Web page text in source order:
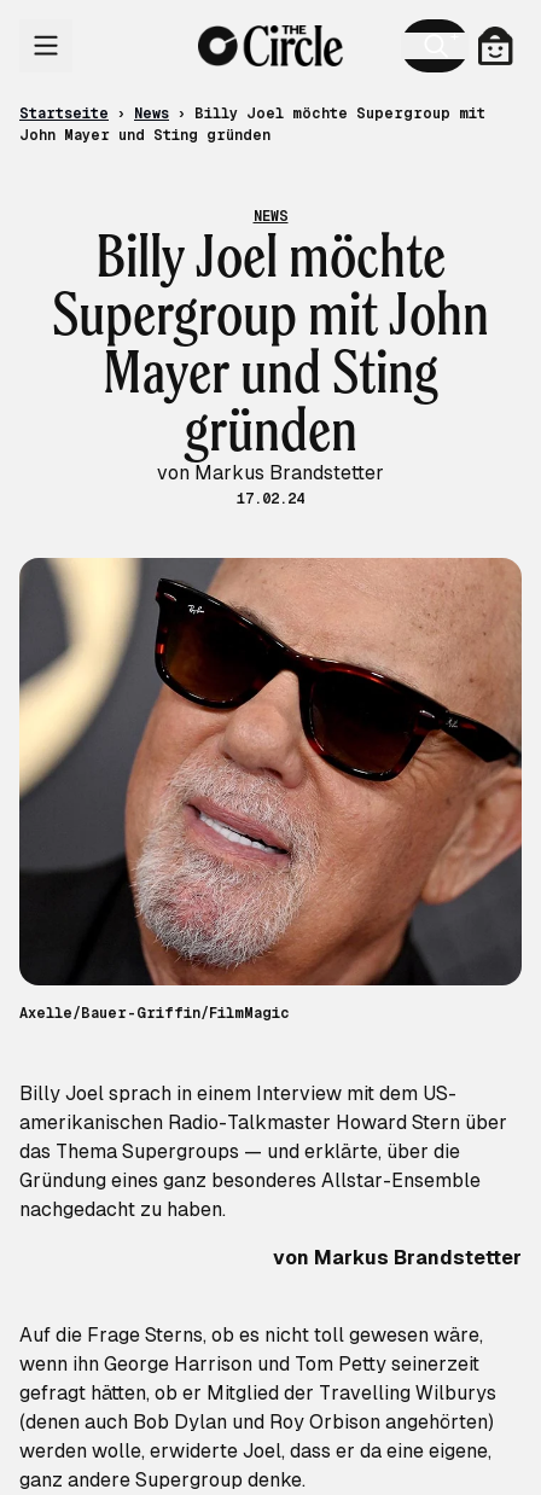
Startseite › News ›
Billy Joel möchte Supergroup mit
John Mayer und Sting gründen
NEWS
Billy Joel möchte
Supergroup mit John
Mayer und Sting
gründen
von Markus Brandstetter
17.02.24
Axelle/Bauer-Griffin/FilmMagic
Billy Joel sprach in einem Interview mit dem US-
amerikanischen Radio-Talkmaster Howard Stern über
das Thema Supergroups — und erklärte, über die
Gründung eines ganz besonderes Allstar-Ensemble
nachgedacht zu haben.
von Markus Brandstetter
Auf die Frage Sterns, ob es nicht toll gewesen wäre,
wenn ihn George Harrison und Tom Petty seinerzeit
gefragt hätten, ob er Mitglied der Travelling Wilburys
(denen auch Bob Dylan und Roy Orbison angehörten)
werden wolle, erwiderte Joel, dass er da eine eigene,
ganz andere Supergroup denke.